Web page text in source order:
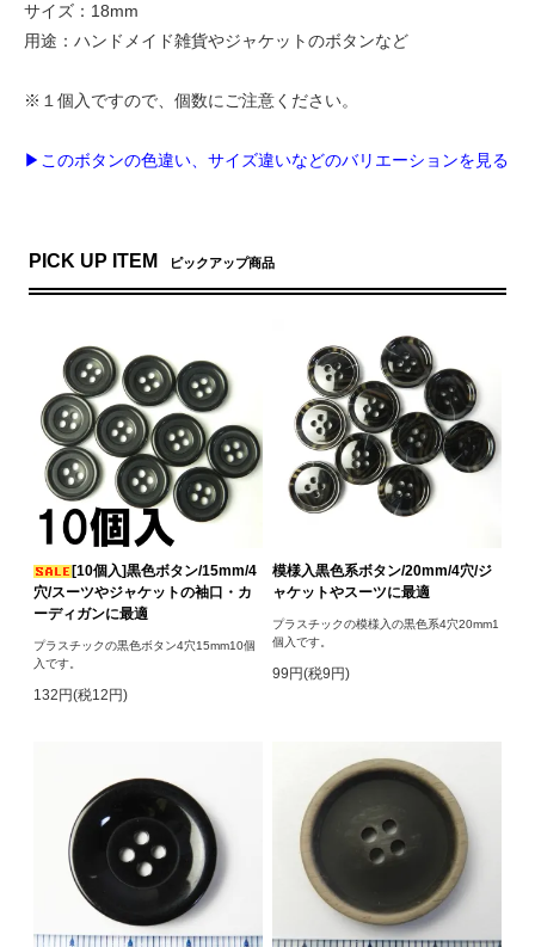
サイズ：18mm
用途：ハンドメイド雑貨やジャケットのボタンなど
※１個入ですので、個数にご注意ください。
▶このボタンの色違い、サイズ違いなどのバリエーションを見る
PICK UP ITEM ピックアップ商品
[10個入]黒色ボタン/15mm/4
穴/スーツやジャケットの袖口・カ
ーディガンに最適
プラスチックの黒色ボタン4穴15mm10個
入です。
132円(税12円)
模様入黒色系ボタン/20mm/4穴/ジ
ャケットやスーツに最適
プラスチックの模様入の黒色系4穴20mm1
個入です。
99円(税9円)